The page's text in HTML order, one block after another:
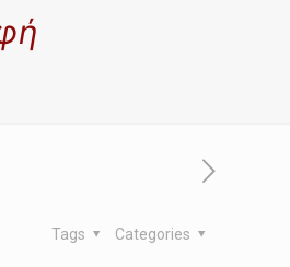
Categories
Tags